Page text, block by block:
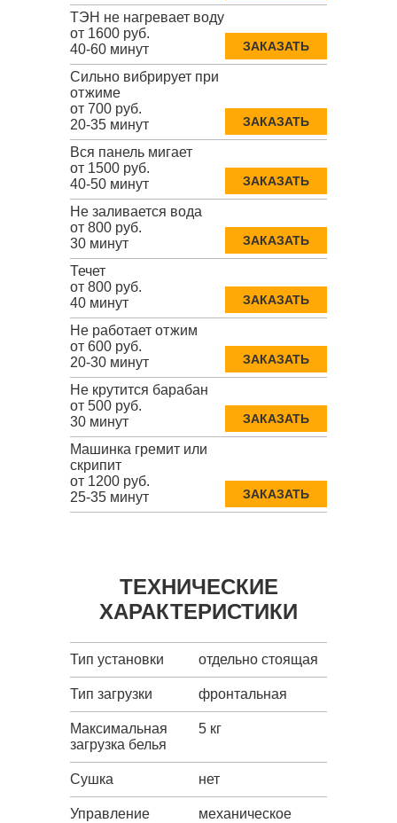
ТЭН не нагревает воду
от 1600 руб.
40-60 минут
ЗАКАЗАТЬ
Сильно вибрирует при
отжиме
от 700 руб.
20-35 минут
ЗАКАЗАТЬ
Вся панель мигает
от 1500 руб.
40-50 минут
ЗАКАЗАТЬ
Не заливается вода
от 800 руб.
30 минут
ЗАКАЗАТЬ
Течет
от 800 руб.
40 минут
ЗАКАЗАТЬ
Не работает отжим
от 600 руб.
20-30 минут
ЗАКАЗАТЬ
Не крутится барабан
от 500 руб.
30 минут
ЗАКАЗАТЬ
Машинка гремит или
скрипит
от 1200 руб.
25-35 минут
ЗАКАЗАТЬ
ТЕХНИЧЕСКИЕ
ХАРАКТЕРИСТИКИ
Тип установки отдельно стоящая
Тип загрузки фронтальная
Максимальная
загрузка белья
5 кг
Сушка нет
Управление механическое